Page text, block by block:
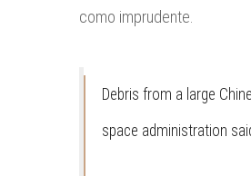
como imprudente.
Debris from a large
space administration